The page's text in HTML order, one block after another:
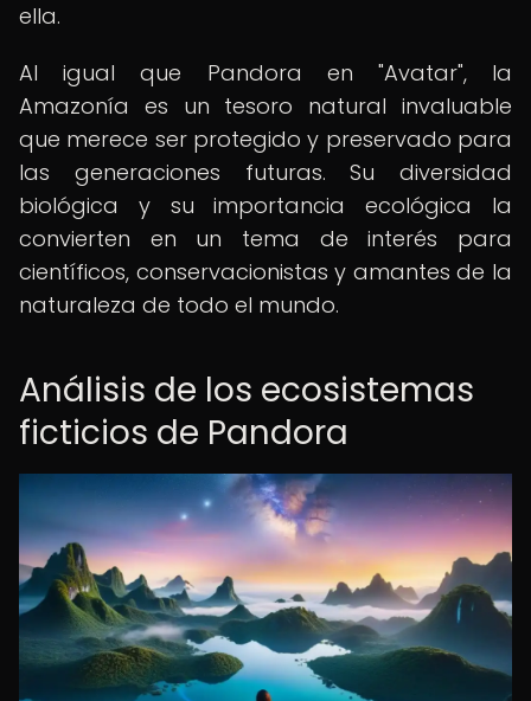
ella.
Al igual que Pandora en "Avatar", la
Amazonía es un tesoro natural invaluable
que merece ser protegido y preservado para
las generaciones futuras. Su diversidad
biológica y su importancia ecológica la
convierten en un tema de interés para
científicos, conservacionistas y amantes de la
naturaleza de todo el mundo.
Análisis de los ecosistemas
ficticios de Pandora